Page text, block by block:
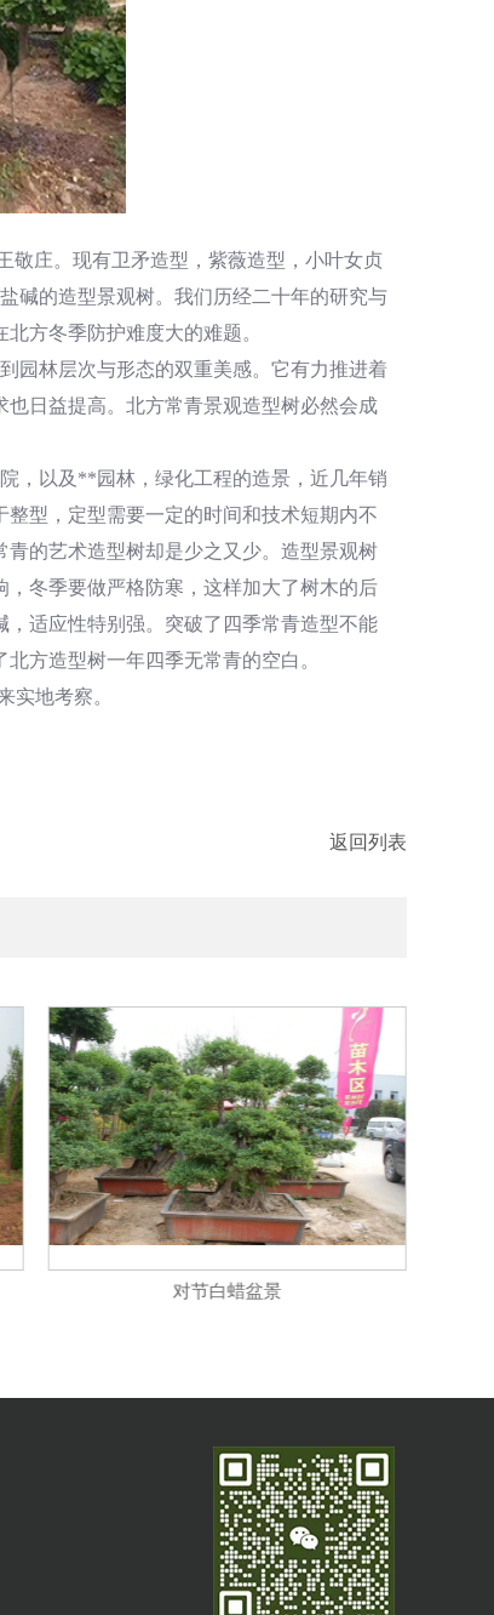
敬庄。现有卫矛造型，紫薇造型，小叶女贞
碱的造型景观树。我们历经二十年的研究与
方冬季防护难度大的难题。
园林层次与形态的双重美感。它有力推进着
日益提高。北方常青景观造型树必然会成
，以及**园林，绿化工程的造景，近几年销
型，定型需要一定的时间和技术短期内不
的艺术造型树却是少之又少。造型景观树
冬季要做严格防寒，这样加大了树木的后
适应性特别强。突破了四季常青造型不能
方造型树一年四季无常青的空白。
实地考察。
返回列表
对节白蜡盆景